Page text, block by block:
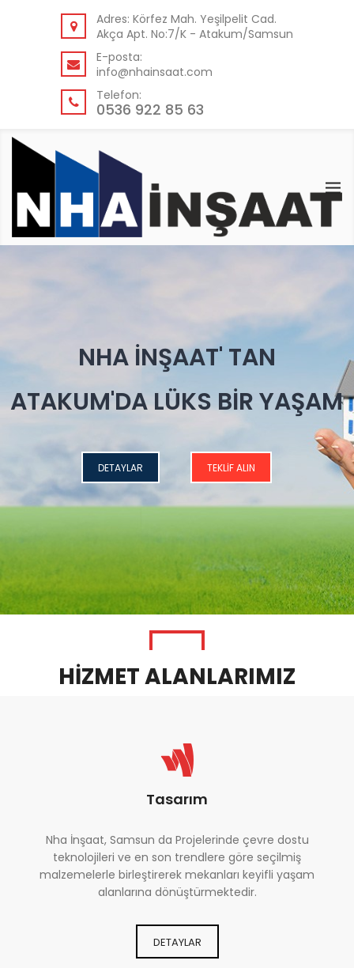
Adres: Körfez Mah. Yeşilpelit Cad.
Akça Apt. No:7/K - Atakum/Samsun
E-posta:
info@nhainsaat.com
Telefon:
0536 922 85 63
ATAKUM'DA LÜKS BİR YAŞAM
TEKLİF ALIN
NHA İNŞAAT' TAN
DETAYLAR
HİZMET ALANLARIMIZ
Tasarım
Nha İnşaat, Samsun da Projelerinde çevre dostu
teknolojileri ve en son trendlere göre seçilmiş
malzemelerle birleştirerek mekanları keyifli yaşam
alanlarına dönüştürmektedir.
DETAYLAR
HAKKIMIZDA
NEDEN BIZ?